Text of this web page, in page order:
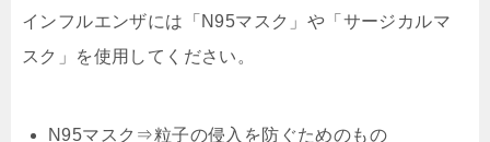
インフルエンザには「N95マスク」や「サージカルマ
スク」を使用してください。
N95マスク⇒粒子の侵入を防ぐためのもの